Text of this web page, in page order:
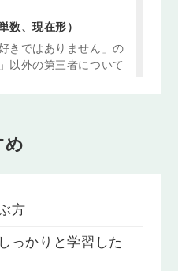
数、現在形）
きではありません」の
以外の第三者について
数、現在形）
」のように、「私」
）
食べ物は何ですか」の
方
っかりと学習した